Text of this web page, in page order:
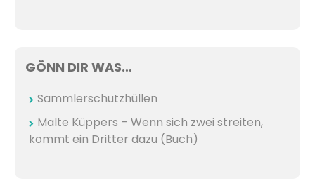
GÖNN DIR WAS…
Sammlerschutzhüllen
Malte Küppers – Wenn sich zwei streiten,
kommt ein Dritter dazu (Buch)